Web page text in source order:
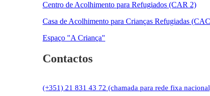
Centro de Acolhimento para Refugiados (CAR 2)
Casa de Acolhimento para Crianças Refugiadas
Espaço "A Criança"
Contactos
(+351) 21 831 43 72 (chamada para rede fixa